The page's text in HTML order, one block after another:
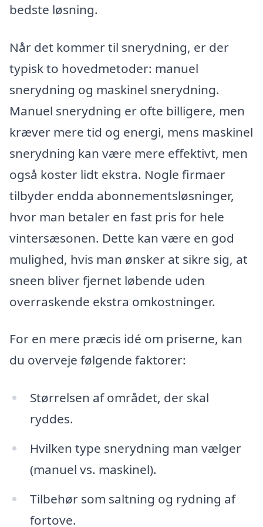
bedste løsning.
Når det kommer til snerydning, er der
typisk to hovedmetoder: manuel
snerydning og maskinel snerydning.
Manuel snerydning er ofte billigere, men
kræver mere tid og energi, mens maskinel
snerydning kan være mere effektivt, men
også koster lidt ekstra. Nogle firmaer
tilbyder endda abonnementsløsninger,
hvor man betaler en fast pris for hele
vintersæsonen. Dette kan være en god
mulighed, hvis man ønsker at sikre sig, at
sneen bliver fjernet løbende uden
overraskende ekstra omkostninger.
For en mere præcis idé om priserne, kan
du overveje følgende faktorer:
Størrelsen af området, der skal
ryddes.
Hvilken type snerydning man vælger
(manuel vs. maskinel).
Tilbehør som saltning og rydning af
fortove.